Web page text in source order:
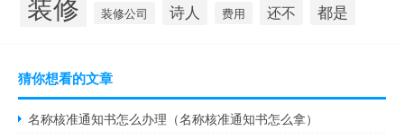
装修公司 诗人 费用 还不 都是
猜你想看的文章
名称核准通知书怎么办理（名称核准通知书怎么拿）